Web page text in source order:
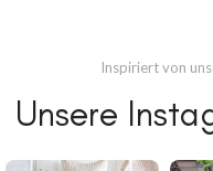
Inspiriert von
Unsere